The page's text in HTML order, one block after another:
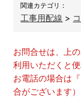
関連カテゴリ：
工事用配線 >
お問合せは、上
利用いただくと便
お電話の場合は
合がございます）